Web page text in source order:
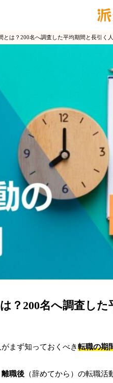
とは？200名へ調査した平均期間と長引く
？200名へ調査し
まず知っておくべき転職の期
離職後（辞めてから）の転職活